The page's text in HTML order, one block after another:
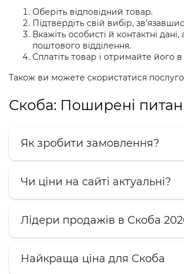
Оберіть відповідний товар.
Підтвердіть свій вибір,
Вкажіть особисті й контактні
поштового відділення.
Сплатіть товар і отримайте його в
Також ви можете скористатися
Скоба: Поширені
Як зробити замовлення?
Чи ціни на сайті актуальні?
Лідери продажів в Скоба
Найкраща ціна для Скоба